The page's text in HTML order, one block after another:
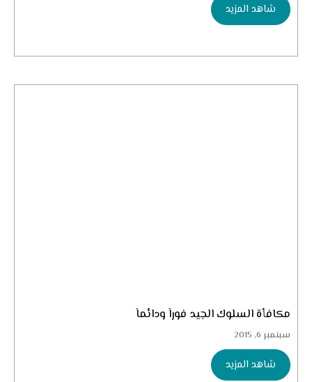
شاهد المزيد
مكافأة السلوك الجيد فوراً ودائماً
سبتمبر 6, 2015
شاهد المزيد